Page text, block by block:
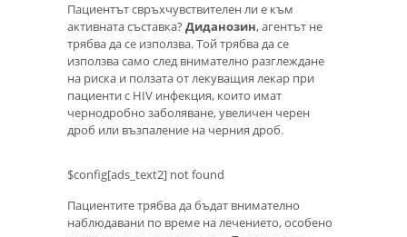
Пациентът свръхчувствителен ли е към
активната съставка? Диданозин, агентът не
трябва да се използва. Той трябва да се
използва само след внимателно разглеждане
на риска и ползата от лекуващия лекар при
пациенти с HIV инфекция, които имат
чернодробно заболяване, увеличен черен
дроб или възпаление на черния дроб.
$config[ads_text2] not found
Пациентите трябва да бъдат внимателно
наблюдавани по време на лечението, особено